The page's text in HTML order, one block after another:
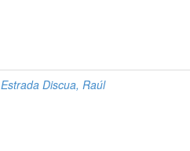
Estrada Discua, Raúl